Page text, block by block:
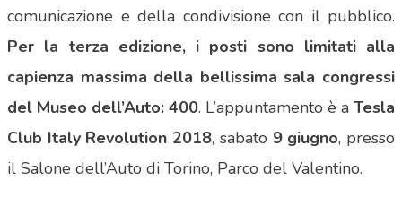
comunicazione e della condivisione con il pubblico.
Per la terza edizione, i posti sono limitati alla
capienza massima della bellissima sala congressi
del Museo dell’Auto: 400. L’appuntamento è a Tesla
Club Italy Revolution 2018, sabato 9 giugno, presso
il Salone dell’Auto di Torino, Parco del Valentino.